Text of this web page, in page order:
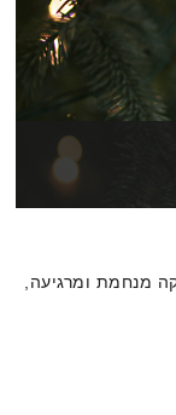
מנחמת ומרגיעה,